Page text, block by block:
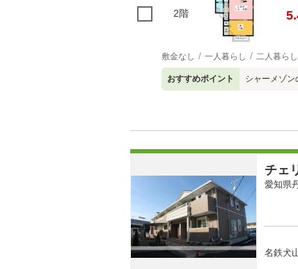
2階
敷金なし 一人暮らし 二人暮らし
おすすめポイント シャーメゾン
チェ
愛知県
名鉄犬